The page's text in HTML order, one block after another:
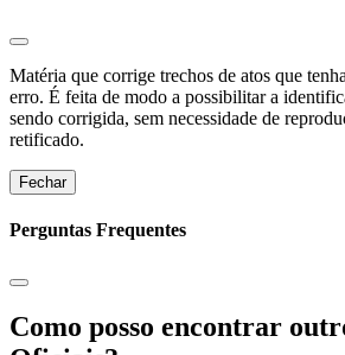
Matéria que corrige trechos de atos que
erro. É feita de modo a possibilitar a
sendo corrigida, sem necessidade de
retificado.
Fechar
Perguntas Frequentes
Como posso encontrar